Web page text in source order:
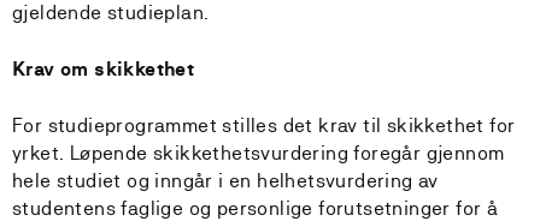
gjeldende studieplan.
Krav om skikkethet
For studieprogrammet stilles det krav til skikkethet for
yrket. Løpende skikkethetsvurdering foregår gjennom
hele studiet og inngår i en helhetsvurdering av
studentens faglige og personlige forutsetninger for å